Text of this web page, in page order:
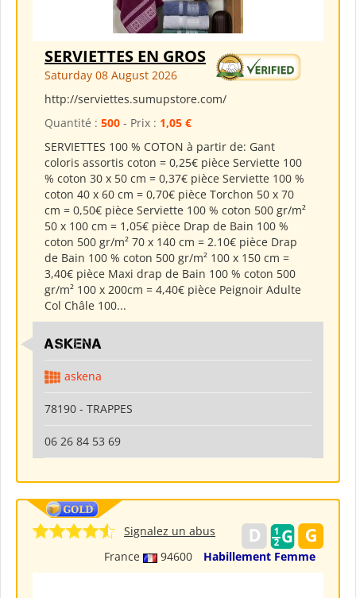
SERVIETTES EN GROS
Saturday 08 August 2026
http://serviettes.sumupstore.com/
Quantité : 500 - Prix : 1,05 €
SERVIETTES 100 % COTON à partir de: Gant
coloris assortis coton = 0,25€ pièce Serviette 100
% coton 30 x 50 cm = 0,37€ pièce Serviette 100 %
coton 40 x 60 cm = 0,70€ pièce Torchon 50 x 70
cm = 0,50€ pièce Serviette 100 % coton 500 gr/m²
50 x 100 cm = 1,05€ pièce Drap de Bain 100 %
coton 500 gr/m² 70 x 140 cm = 2.10€ pièce Drap
de Bain 100 % coton 500 gr/m² 100 x 150 cm =
3,40€ pièce Maxi drap de Bain 100 % coton 500
gr/m² 100 x 200cm = 4,40€ pièce Peignoir Adulte
Col Châle 100...
ASKENA
askena
78190 - TRAPPES
06 26 84 53 69
France 94600 Habillement Femme
Signalez un abus